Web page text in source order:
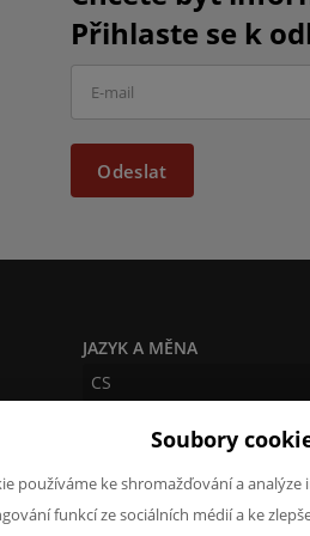
Přihlaste se k
Odeslat
JAZYK A MĚNA
CS
CZK (Kč)Soubory
používáme ke shromažďování a
funkcí ze sociálních médií a ke